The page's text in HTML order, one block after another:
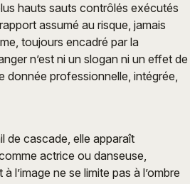
hauts sauts contrôlés exécutés
assumé au risque, jamais
toujours encadré par la
n’est ni un slogan ni un effet de
donnée professionnelle, intégrée,
de cascade, elle apparaît
actrice ou danseuse,
l’image ne se limite pas à l’ombre